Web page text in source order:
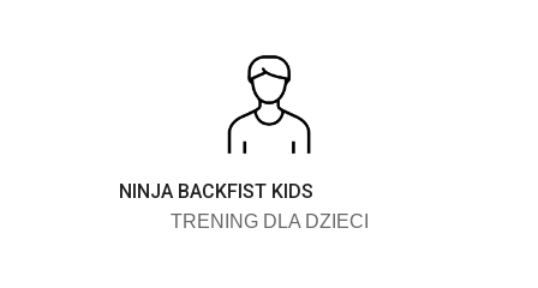
NINJA BACKFIST KIDS
TRENING DLA DZIECI